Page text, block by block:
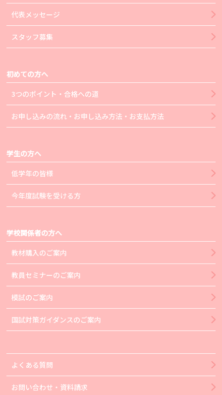
代表メッセージ
スタッフ募集
初めての方へ
3つのポイント・合格への道
お申し込みの流れ・お申し込み方法・お支払方法
学生の方へ
低学年の皆様
今年度試験を受ける方
学校関係者の方へ
教材購入のご案内
教員セミナーのご案内
模試のご案内
国試対策ガイダンスのご案内
よくある質問
お問い合わせ・資料請求